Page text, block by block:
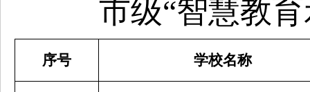
市级“智慧教
序号 学校名称